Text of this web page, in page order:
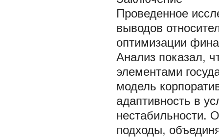
Проведенное
выводов
оптимизации
Анализ показал,
элементами
модель
адаптивность в
нестабильности.
подходы,